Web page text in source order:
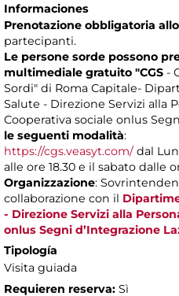
Informaciones
Prenotazione obbligatoria
partecipanti.
Le persone sorde possono
multimediale gratuito "CGS -
Sordi" di Roma Capitale-
Salute - Direzione Servizi alla
Cooperativa sociale onlus
le seguenti modalità:
https://cgs.veasyt.com/dal
alle ore 18.30 e il sabato dalle
Organizzazione:
collaborazione con il
- Direzione Servizi alla
onlus Segni d’Integrazione
Tipología
Visita guiada
Requieren reserva: Sì